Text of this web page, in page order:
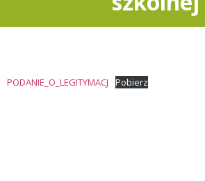
PODANIE_O_LEGITYMACJ Pobierz